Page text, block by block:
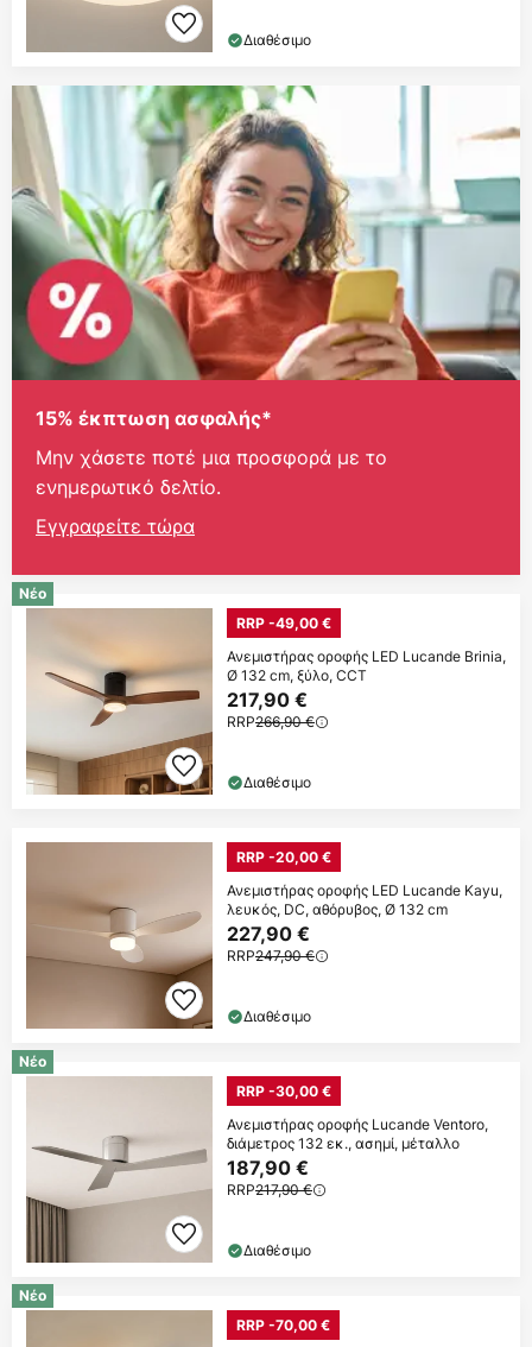
Διαθέσιμο
15% έκπτωση ασφαλής*
Μην χάσετε ποτέ μια προσφορά με το
ενημερωτικό δελτίο.
Εγγραφείτε τώρα
Νέο
RRP -49,00 €
Ανεμιστήρας οροφής LED Lucande Brinia,
Ø 132 cm, ξύλο, CCT
217,90 €
RRP266,90 €
Διαθέσιμο
RRP -20,00 €
Ανεμιστήρας οροφής LED Lucande Kayu,
λευκός, DC, αθόρυβος, Ø 132 cm
227,90 €
RRP247,90 €
Διαθέσιμο
Νέο
RRP -30,00 €
Ανεμιστήρας οροφής Lucande Ventoro,
διάμετρος 132 εκ., ασημί, μέταλλο
187,90 €
RRP217,90 €
Διαθέσιμο
Νέο
RRP -70,00 €